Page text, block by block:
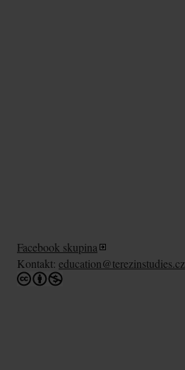
Facebook skupina
Kontakt: education@terezinstudies.cz